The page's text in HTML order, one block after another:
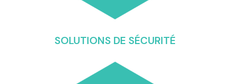
SOLUTIONS DE SÉCURITÉ